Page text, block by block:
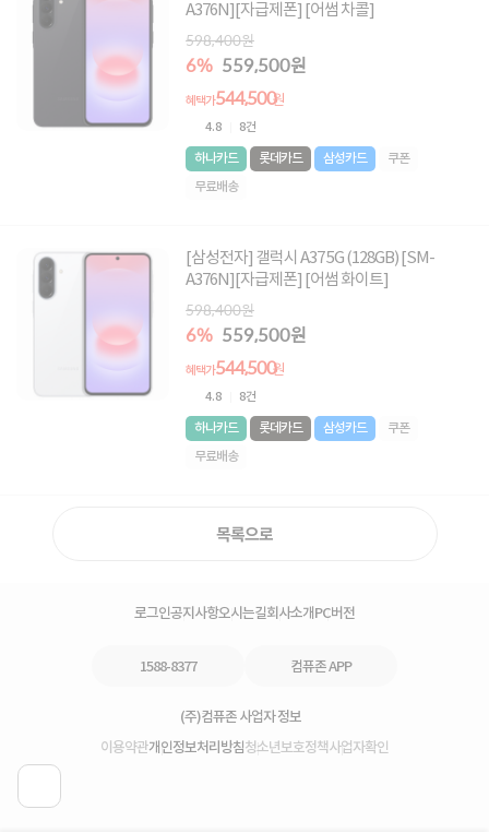
A376N][자급제폰] [어썸 차콜]
598,400원
6% 559,500원
혜택가544,500원
4.8 8건
하나카드 롯데카드 삼성카드
쿠폰
무료배송
[삼성전자] 갤럭시 A37 5G (128GB) [SM-
A376N][자급제폰] [어썸 화이트]
598,400원
6% 559,500원
혜택가544,500원
4.8 8건
하나카드 롯데카드 삼성카드
쿠폰
무료배송
목록으로
로그인공지사항오시는길회사소개PC버전
1588-8377 컴퓨존 APP
(주)컴퓨존 사업자 정보
이용약관개인정보처리방침청소년보호정책사업자확인